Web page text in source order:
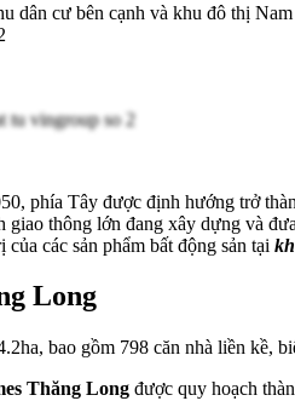
dân cư bên cạnh và khu đô thị
phía Tây được định hướng trở
giao thông lớn đang xây dựng và
các sản phẩm bất động sản tại
Long
bao gồm 798 căn nhà liền kề,
Thăng Long được quy hoạch